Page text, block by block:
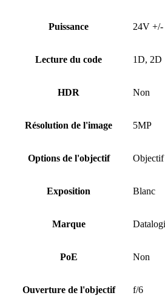
Puissance 24V +/-
Lecture du code 1D, 2D
HDR Non
Résolution de l'image 5MP
Options de l'objectif Objectif
Exposition Blanc
Marque
PoE Non
Ouverture de l'objectif f/6